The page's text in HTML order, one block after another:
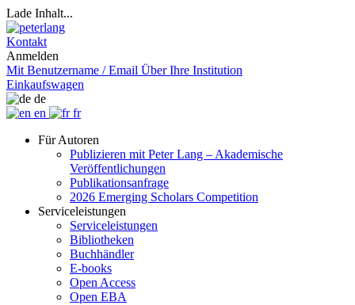
Lade Inhalt...
Kontakt
Anmelden
Mit Benutzername / Email Über Ihre Institution
Einkaufswagen
de
en
fr
Für Autoren
Publizieren mit Peter Lang – Akademische
Veröffentlichungen
Publikationsanfrage
2026 Emerging Scholars Competition
Serviceleistungen
Serviceleistungen
Bibliotheken
Buchhändler
E-books
Open Access
Open EBA